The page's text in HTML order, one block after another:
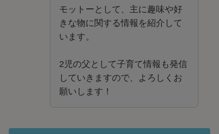
モットーとして、主に趣味や好
きな物に関する情報を紹介して
います。
2児の父として子育て情報も発信
していきますので、よろしくお
願いします！